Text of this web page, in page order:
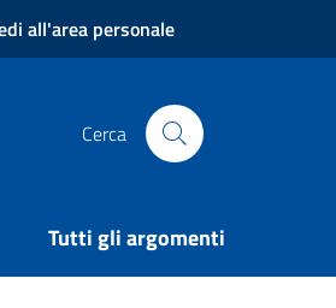
all'area personale
di Arezzo
di Arezzo
Comune di Arezzo
Cerca
Tutti gli argomenti